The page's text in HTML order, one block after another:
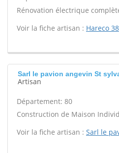
Rénovation électrique
Voir la fiche artisan : Hareco 38
Sarl le pavion angevin St
Artisan
Département: 80
Construction de Maison
Voir la fiche artisan : Sarl le